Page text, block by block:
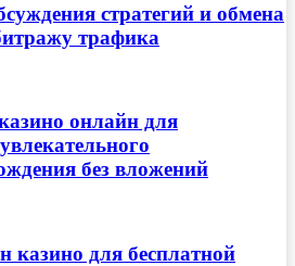
стратегий и обмена
трафика
онлайн для
без вложений
казино для бесплатной